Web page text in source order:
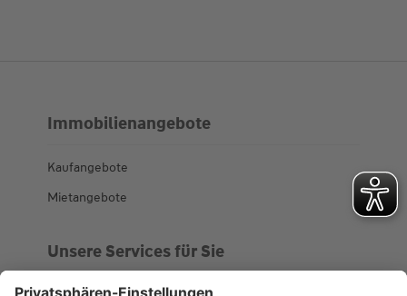
Immobilienangebote
Kaufangebote
Mietangebote
Unsere Services für Sie